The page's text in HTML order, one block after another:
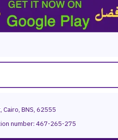
Cairo, BNS, 62555
number:467-265-275